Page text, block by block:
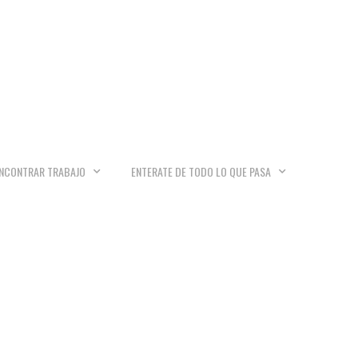
TRABAJO ENTERATE DE TODO LO QUE PASA